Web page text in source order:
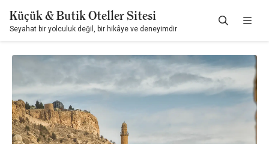
Küçük & Butik Oteller Sitesi
Seyahat bir yolculuk değil, bir hikâye ve deneyimdir